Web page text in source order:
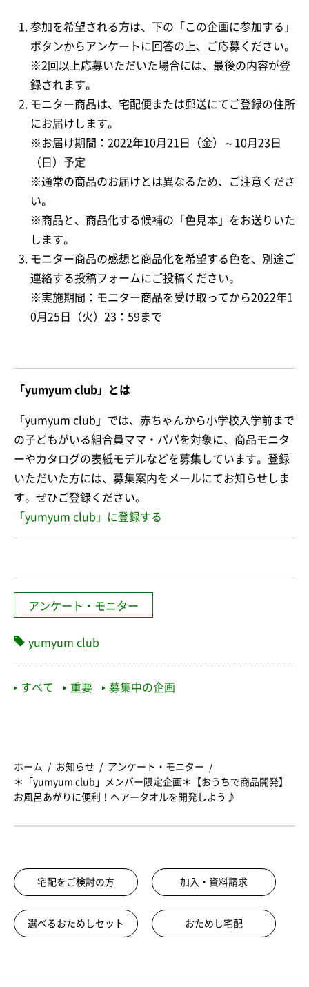
参加を希望される方は、下の「この企画に参加する」
ボタンからアンケートに回答の上、ご応募ください。
※2回以上応募いただいた場合には、最後の内容が登
録されます。
モニター商品は、宅配便または郵送にてご登録の住所
にお届けします。
※お届け期間：2022年10月21日（金）～10月23日
（日）予定
※通常の商品のお届けとは異なるため、ご注意くださ
い。
※商品と、商品化する候補の「色見本」をお送りいた
します。
モニター商品の感想と商品化を希望する色を、別途ご
連絡する投稿フォームにご投稿ください。
※実施期間：モニター商品を受け取ってから2022年1
0月25日（火）23：59まで
「yumyum club」とは
「yumyum club」では、赤ちゃんから小学校入学前まで
の子どもがいる組合員ママ・パパを対象に、商品モニタ
ーやカタログの表紙モデルなどを募集しています。登録
いただいた方には、募集案内をメールにてお知らせしま
す。ぜひご登録ください。
「yumyum club」に登録する
アンケート・モニター
yumyum club
すべて 重要 募集中の企画
ホーム お知らせ
アンケート・モニター
＊「yumyum club」メンバー限定企画＊【おうちで商品開発】
お風呂あがりに便利！ヘアータオルを開発しよう♪
宅配をご検討の方 加入・資料請求
選べるおためしセット おためし宅配